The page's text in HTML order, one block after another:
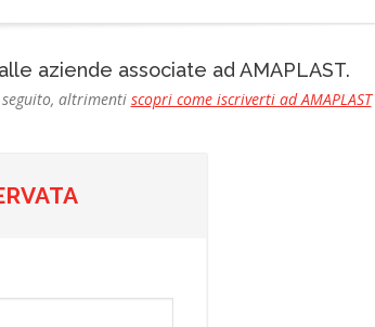
aziende associate ad AMAPLAST.
seguito, altrimenti scopri come iscriverti ad AMAPLAST